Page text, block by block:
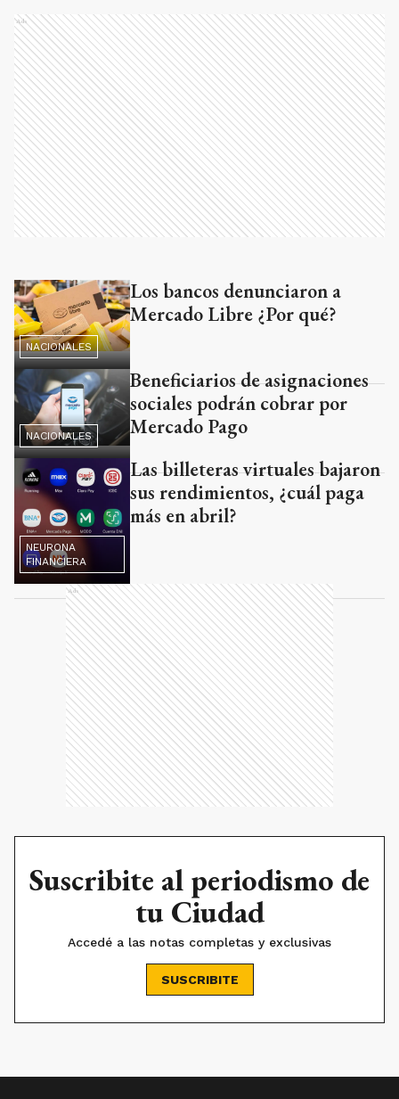
Ads
NACIONALES
Los bancos denunciaron a
Mercado Libre ¿Por qué?
NACIONALES
Beneficiarios de asignaciones
sociales podrán cobrar por
Mercado Pago
NEURONA
FINANCIERA
Las billeteras virtuales bajaron
sus rendimientos, ¿cuál paga
más en abril?
Ads
Suscribite al periodismo de
tu Ciudad
Accedé a las notas completas y exclusivas
SUSCRIBITE